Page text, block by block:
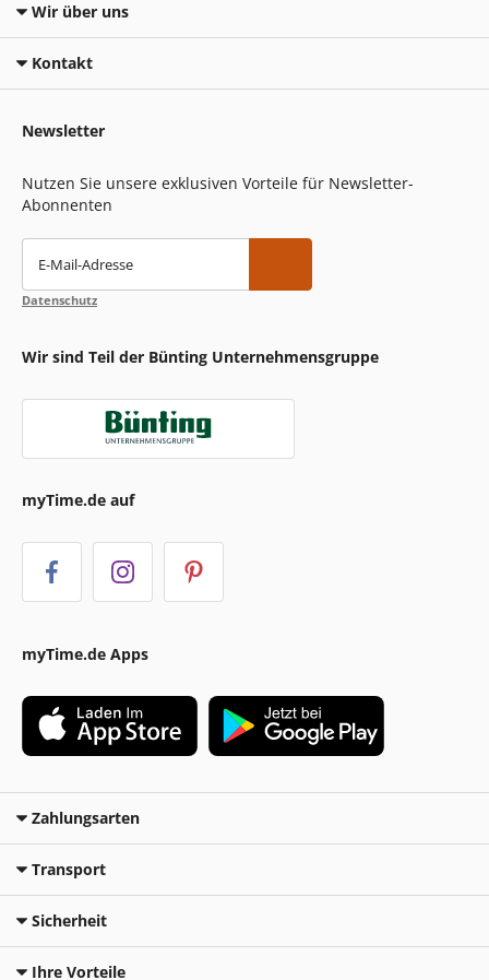
Wir über uns
Kontakt
Newsletter
Nutzen Sie unsere exklusiven Vorteile für Newsletter-
Abonnenten
E-Mail-Adresse
Datenschutz
Wir sind Teil der Bünting Unternehmensgruppe
myTime.de auf
myTime.de Apps
Zahlungsarten
Transport
Sicherheit
Ihre Vorteile